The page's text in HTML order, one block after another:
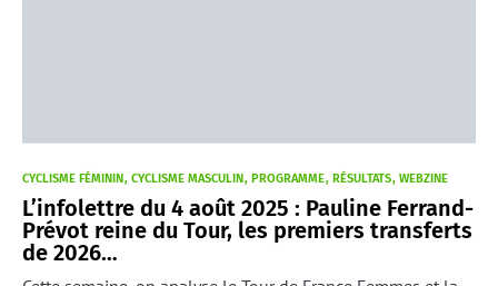
CYCLISME FÉMININ CYCLISME MASCULIN PROGRAMME RÉSULTATS WEBZINE
L’infolettre du 4 août 2025 : Pauline Ferrand-
Prévot reine du Tour, les premiers transferts
de 2026…